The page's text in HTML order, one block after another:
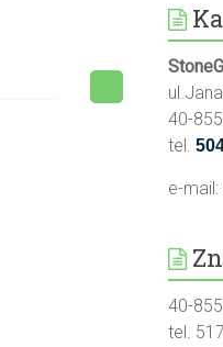
40-
tel.
e-mail:
40-
tel.